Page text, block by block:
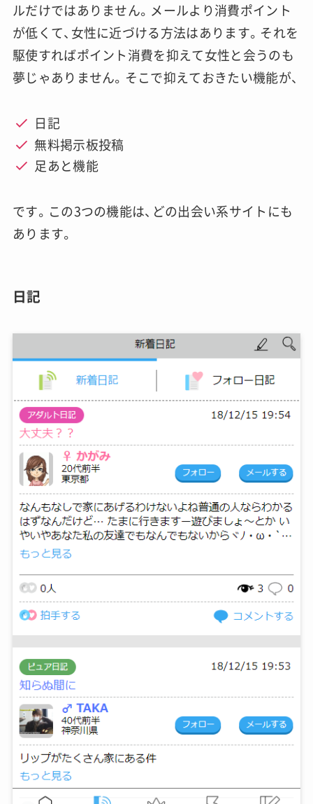
ルだけではありません。メールより消費ポイント
が低くて、女性に近づける方法はあります。それを
駆使すればポイント消費を抑えて女性と会うのも
夢じゃありません。そこで抑えておきたい機能が、
日記
無料掲示板投稿
足あと機能
です。この3つの機能は、どの出会い系サイトにも
あります。
日記